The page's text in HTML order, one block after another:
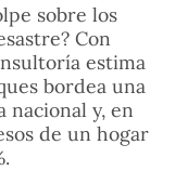
sobre los
Con
estima
bordea una
nacional y, en
de un hogar